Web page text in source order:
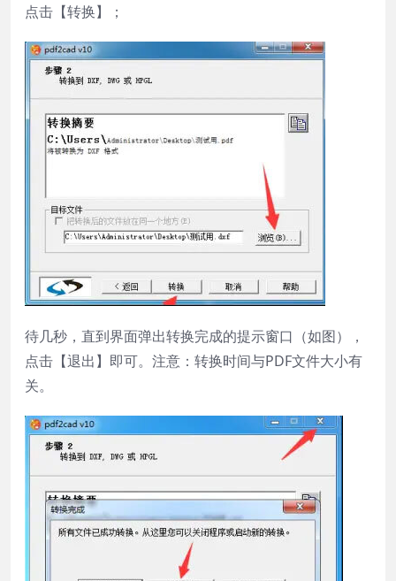
点击【转换】；
待几秒，直到界面弹出转换完成的提示窗口（如图），
点击【退出】即可。注意：转换时间与PDF文件大小有
关。